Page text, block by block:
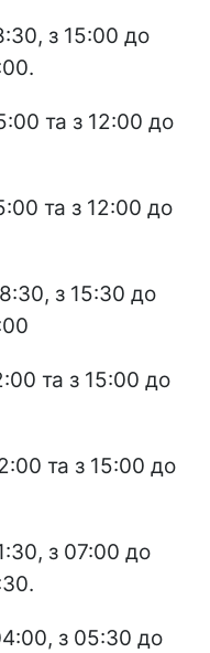
з 15:00 до
та з 12:00 до
та з 12:00 до
з 15:30 до
та з 15:00 до
та з 15:00 до
з 07:00 до
з 05:30 до